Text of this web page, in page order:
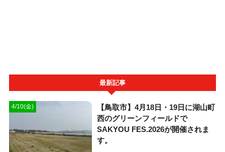
最新記事
4/10(金)
【鳥取市】4月18日・19日に湖山町
西のグリーンフィールドで
SAKYOU FES.2026が開催されま
す。